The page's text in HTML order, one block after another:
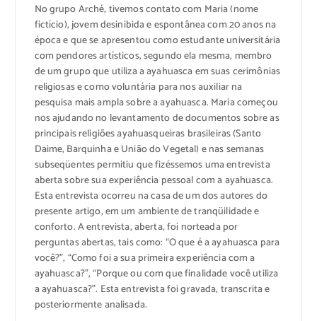
No grupo Arché, tivemos contato com Maria (nome
fictício), jovem desinibida e espontânea com 20 anos na
época e que se apresentou como estudante universitária
com pendores artísticos, segundo ela mesma, membro
de um grupo que utiliza a ayahuasca em suas cerimônias
religiosas e como voluntária para nos auxiliar na
pesquisa mais ampla sobre a ayahuasca. Maria começou
nos ajudando no levantamento de documentos sobre as
principais religiões ayahuasqueiras brasileiras (Santo
Daime, Barquinha e União do Vegetal) e nas semanas
subseqüentes permitiu que fizéssemos uma entrevista
aberta sobre sua experiência pessoal com a ayahuasca.
Esta entrevista ocorreu na casa de um dos autores do
presente artigo, em um ambiente de tranqüilidade e
conforto. A entrevista, aberta, foi norteada por
perguntas abertas, tais como: “O que é a ayahuasca para
você?”, “Como foi a sua primeira experiência com a
ayahuasca?”, “Porque ou com que finalidade você utiliza
a ayahuasca?”. Esta entrevista foi gravada, transcrita e
posteriormente analisada.